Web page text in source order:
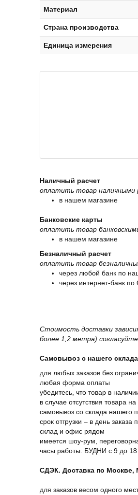
Материал
Страна производства
Единица измерения
Наличный расчет
оплатить товар наличными
в нашем магазине
Банковские карты
оплатить товар
в нашем магазине
Безналичный расчет
оплатить товар
через любой банк по
через интернет-банк
Стоимость доставки
более 1,2 метра)
Самовывоз с нашего
для любых заказов без
любая форма оплаты
убедитесь, что товар в
в случае отсутствия товара
самовывоз со склада нашего
срок отгрузки – в день заказа
склад и офис рядом
имеется шоу-рум,
часы работы: БУДНИ с 9 до 18
СДЭК. Доставка по Москве,
для заказов весом одного